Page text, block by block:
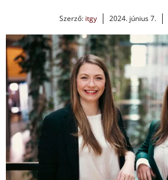
Szerző: itgy 2024. június 7.